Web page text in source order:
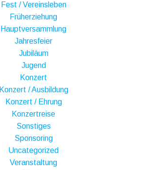
Fest / Vereinsleben
Früherziehung
Hauptversammlung
Jahresfeier
Jubiläum
Jugend
Konzert
Konzert / Ausbildung
Konzert / Ehrung
Konzertreise
Sonstiges
Sponsoring
Uncategorized
Veranstaltung